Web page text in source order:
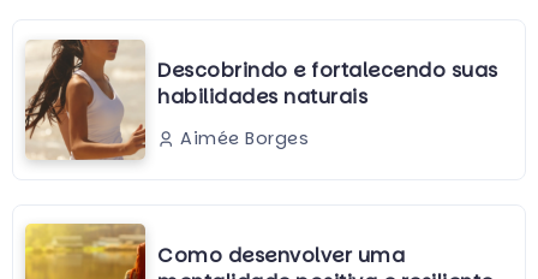
Descobrindo e fortalecendo suas
habilidades naturais
Aimée Borges
Como desenvolver uma